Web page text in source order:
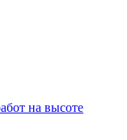
на высоте